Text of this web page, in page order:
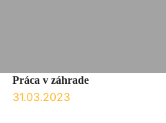
Práca v záhrade
31.03.2023